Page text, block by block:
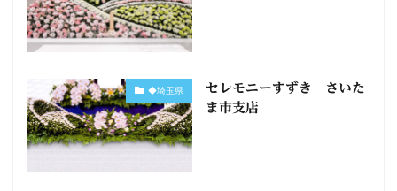
◆埼玉県
セレモニーすずき さいた
ま市支店